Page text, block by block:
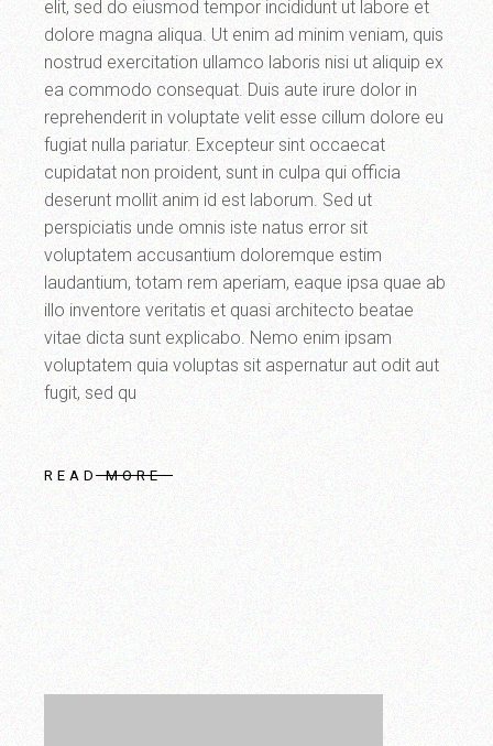
elit, sed do eiusmod tempor incididunt ut labore et
dolore magna aliqua. Ut enim ad minim veniam, quis
nostrud exercitation ullamco laboris nisi ut aliquip ex
ea commodo consequat. Duis aute irure dolor in
reprehenderit in voluptate velit esse cillum dolore eu
fugiat nulla pariatur. Excepteur sint occaecat
cupidatat non proident, sunt in culpa qui officia
deserunt mollit anim id est laborum. Sed ut
perspiciatis unde omnis iste natus error sit
voluptatem accusantium doloremque estim
laudantium, totam rem aperiam, eaque ipsa quae ab
illo inventore veritatis et quasi architecto beatae
vitae dicta sunt explicabo. Nemo enim ipsam
voluptatem quia voluptas sit aspernatur aut odit aut
fugit, sed qu
READ MORE